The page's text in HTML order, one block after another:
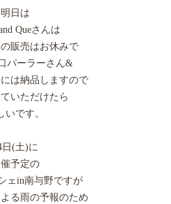
明日は
Queさんは
販売はお休みで
パーラーさん&
は納品しますので
いただけたら
いです。
日(土)に
催予定の
ェin南与野ですが
る雨の予報のため